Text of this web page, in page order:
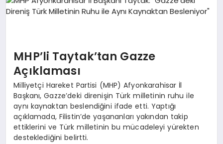
SPOR
MAGAZIN
SAĞLIK
TEKNOLOJI
MHP’li Taytak’tan Gazze
Açıklaması
Milliyetçi Hareket Partisi (MHP) Afyonkarahisar İl
Başkanı, Gazze’deki direnişin Türk milletinin ruhu ile
aynı kaynaktan beslendiğini ifade etti. Yaptığı
açıklamada, Filistin’de yaşananları yakından takip
ettiklerini ve Türk milletinin bu mücadeleyi yürekten
desteklediğini belirtti.